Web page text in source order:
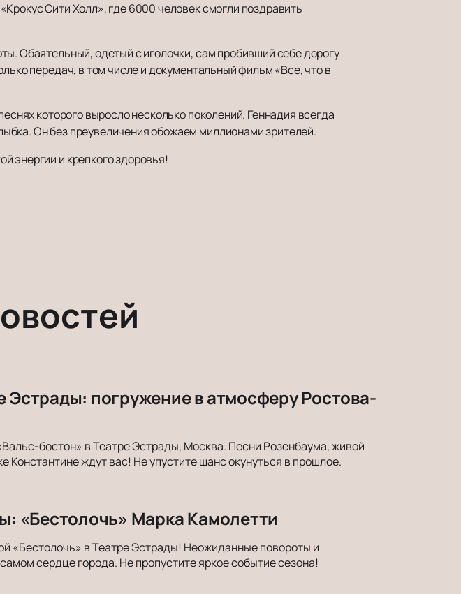
Сити Холл», где 6000 человек смогли поздравить
Обаятельный, одетый с иголочки, сам пробивший себе дорогу
передач, в том числе и документальный фильм «Все, что в
которого выросло несколько поколений. Геннадия всегда
Он без преувеличения обожаем миллионами зрителей.
энергии и крепкого здоровья!
Эстрады: погружение в атмосферу Ростова-
бостон» в Театре Эстрады, Москва. Песни Розенбаума, живой
ждут вас! Не упустите шанс окунуться в прошлое.
«Бестолочь» Марка Камолетти
«Бестолочь» в Театре Эстрады! Неожиданные повороты и
сердце города. Не пропустите яркое событие сезона!